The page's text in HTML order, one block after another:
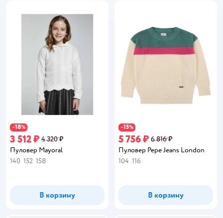
−18%
3 512 ₽ 4 320 ₽
Пуловер Mayoral
140 152 158
В корзину
−15%
5 756 ₽ 6 816 ₽
Пуловер Pepe Jeans London
104 116
В корзину